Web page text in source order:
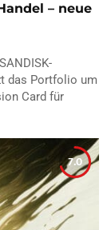
– neue
das Portfolio um
Card für
7.0